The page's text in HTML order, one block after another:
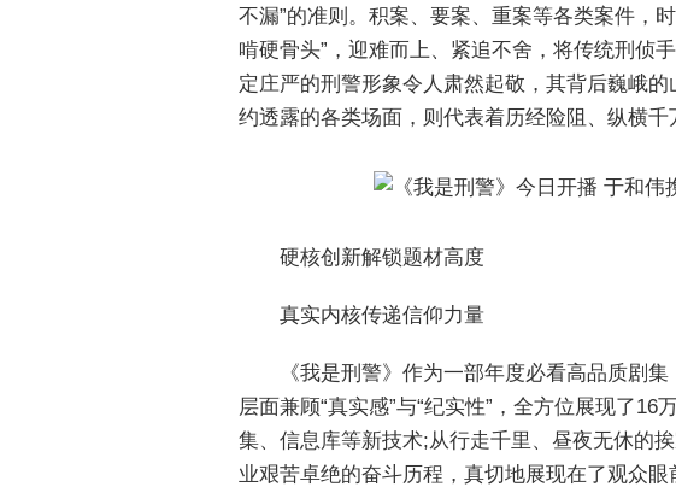
不漏”的准则。积案、要案、重案等各类案件
啃硬骨头”，迎难而上、紧追不舍，将传统刑侦
定庄严的刑警形象令人肃然起敬，其背后巍峨
约透露的各类场面，则代表着历经险阻、纵横
硬核创新解锁题材高度
真实内核传递信仰力量
《我是刑警》作为一部年度必看高品质剧
层面兼顾“真实感”与“纪实性”，全方位展现了
集、信息库等新技术;从行走千里、昼夜无休的
业艰苦卓绝的奋斗历程，真切地展现在了观众